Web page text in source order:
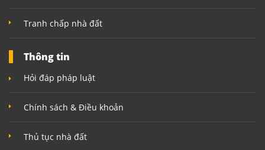
Tranh chấp nhà đất
Thông tin
Hỏi đáp pháp luật
Chính sách & Điều khoản
Thủ tục nhà đất